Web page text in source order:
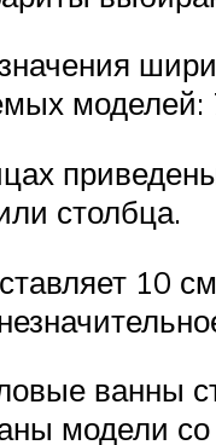
столбца.
10
ванны
модели